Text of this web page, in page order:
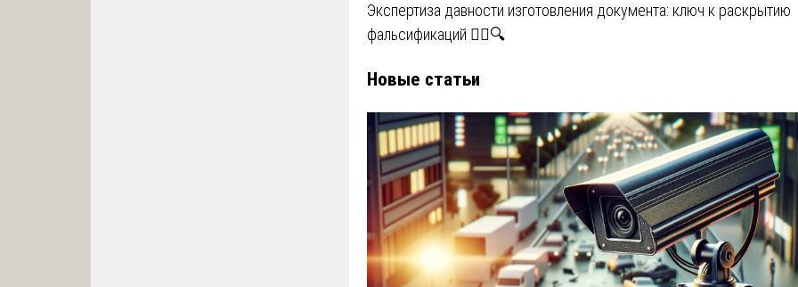
Экспертиза давности изготовления документа: ключ к раскрытию
фальсификаций 🕵️‍♂️🔍
Новые статьи